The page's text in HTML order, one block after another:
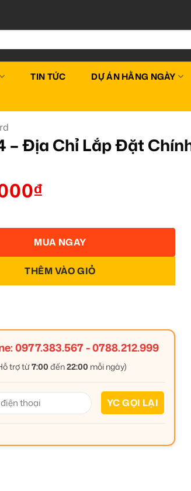
TIN TỨC DỰ ÁN HẰNG NGÀY
– Địa Chỉ Lắp Đặt
₫
THÊM VÀO GIỎ
MUA NGAY
0977.383.567-0788.212.999
trợ từ7:00 đến22:00 mỗi ngày)